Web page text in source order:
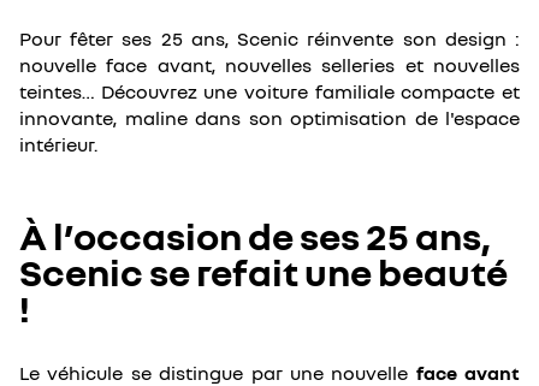
Pour fêter ses 25 ans, Scenic réinvente son design :
nouvelle face avant, nouvelles selleries et nouvelles
teintes… Découvrez une voiture familiale compacte et
innovante, maline dans son optimisation de l'espace
intérieur.
À l’occasion de ses 25 ans,
Scenic se refait une beauté
!
Le véhicule se distingue par une nouvelle face avant